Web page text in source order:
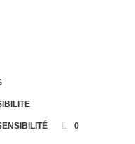
et Prénoms »
0